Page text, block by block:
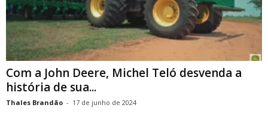
Com a John Deere, Michel Teló desvenda a
história de sua...
Thales Brandão - 17 de junho de 2024